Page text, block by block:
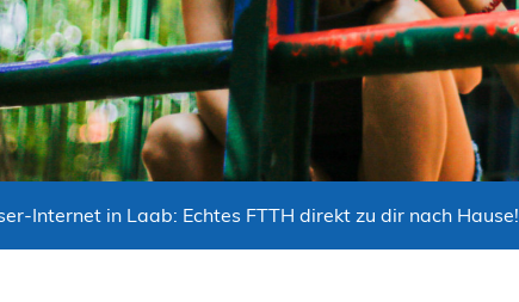
Internet in Laab: Echtes FTTH direkt zu dir nach Hause!